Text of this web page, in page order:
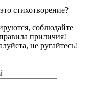
стихотворение?
соблюдайте
приличия!
не ругайтесь!